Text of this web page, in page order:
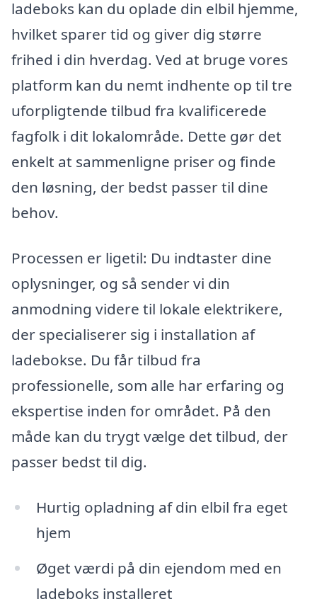
ladeboks kan du oplade din elbil hjemme,
hvilket sparer tid og giver dig større
frihed i din hverdag. Ved at bruge vores
platform kan du nemt indhente op til tre
uforpligtende tilbud fra kvalificerede
fagfolk i dit lokalområde. Dette gør det
enkelt at sammenligne priser og finde
den løsning, der bedst passer til dine
behov.
Processen er ligetil: Du indtaster dine
oplysninger, og så sender vi din
anmodning videre til lokale elektrikere,
der specialiserer sig i installation af
ladebokse. Du får tilbud fra
professionelle, som alle har erfaring og
ekspertise inden for området. På den
måde kan du trygt vælge det tilbud, der
passer bedst til dig.
Hurtig opladning af din elbil fra eget
hjem
Øget værdi på din ejendom med en
ladeboks installeret